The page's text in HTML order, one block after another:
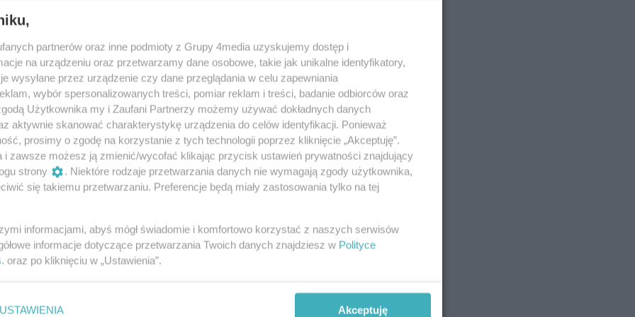
dla radomskiego lotniska?
dla radomskich żaków
zwrot. Zagraniczny inwestor dla
partnerów oraz inne podmioty z Grupy 4media uzyskujemy dostęp i
na urządzeniu oraz przetwarzamy dane osobowe, takie jak unikalne identyfikatory,
wysyłane przez urządzenie czy dane przeglądania w celu zapewniania
wybór spersonalizowanych treści, pomiar reklam i treści, badanie odbiorców oraz
Użytkownika my i Zaufani Partnerzy możemy używać dokładnych danych
aktywnie skanować charakterystykę urządzenia do celów identyfikacji. Ponieważ
prosimy o zgodę na korzystanie z tych technologii poprzez kliknięcie „Akceptuję”.
i zawsze możesz ją zmienić/wycofać klikając przycisk ustawień prywatności znajdujący
strony
. Niektóre rodzaje przetwarzania danych nie wymagają zgody użytkownika,
się takiemu przetwarzaniu. Preferencje będą miały zastosowania tylko na tej
informacjami, abyś mógł świadomie i komfortowo korzystać z naszych serwisów
informacje dotyczące przetwarzania Twoich danych znajdziesz w Polityce
. oraz po kliknięciu w „Ustawienia”.
USTAWIENIA Akceptuję